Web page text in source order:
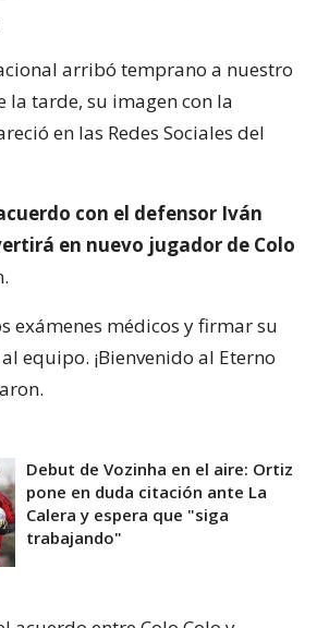
arribó temprano a nuestro
la tarde, su imagen con la
en las Redes Sociales del
con el defensor Iván
en nuevo jugador de Colo
exámenes médicos y firmar su
equipo. ¡Bienvenido al Eterno
Debut de Vozinha en el aire: Ortiz
pone en duda citación ante La
Calera y espera que "siga
trabajando"